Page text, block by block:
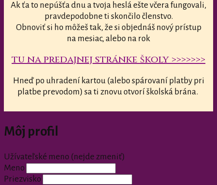
Ak ťa to nepúšťa dnu a tvoja heslá ešte včera fungovali,
pravdepodobne ti skončilo členstvo.
Obnoviť si ho môžeš tak, že si objednáš nový prístup
na mesiac, alebo na rok
tu na predajnej stránke školy >>>>>>>
Hneď po uhradení kartou (alebo spárovaní platby pri
platbe prevodom) sa ti znovu otvorí školská brána.
Môj profil
Užívateľské meno (nejde zmeniť)
Meno
Priezvisko